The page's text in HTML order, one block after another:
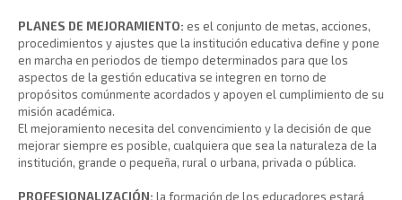
PLANES DE MEJORAMIENTO: es el conjunto de metas, acciones,
procedimientos y ajustes que la institución educativa define y pone
en marcha en periodos de tiempo determinados para que los
aspectos de la gestión educativa se integren en torno de
propósitos comúnmente acordados y apoyen el cumplimiento de su
misión académica.
El mejoramiento necesita del convencimiento y la decisión de que
mejorar siempre es posible, cualquiera que sea la naturaleza de la
institución, grande o pequeña, rural o urbana, privada o pública.
PROFESIONALIZACIÓN: la formación de los educadores estará